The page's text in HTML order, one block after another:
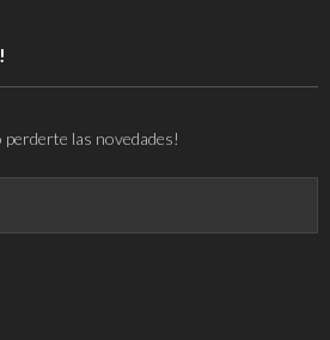
las novedades!